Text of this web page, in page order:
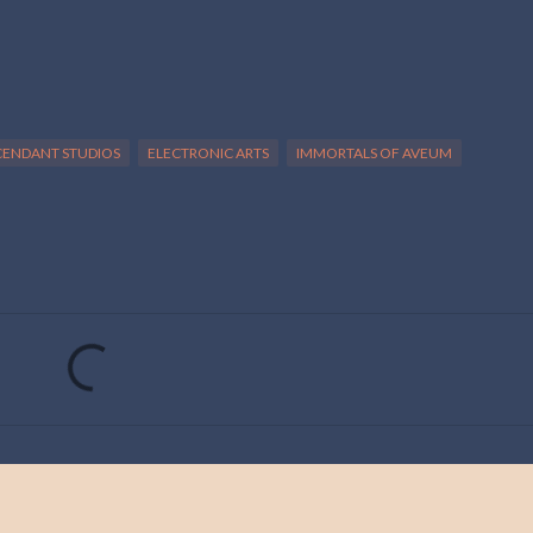
STUDIOS ELECTRONIC ARTS IMMORTALS OF AVEUM